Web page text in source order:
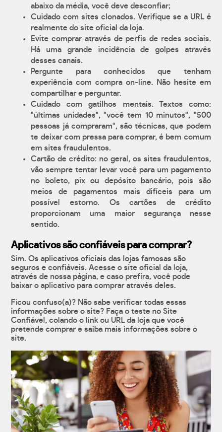
abaixo da média, você deve desconfiar;
Cuidado com sites clonados. Verifique se a URL é
realmente do site oficial da loja.
Evite comprar através de perfis de redes sociais.
Há uma grande incidência de golpes através
desses canais.
Pergunte para conhecidos que tenham
experiência com compra on-line. Não hesite em
compartilhar e perguntar.
Cuidado com gatilhos mentais. Textos como:
"últimas unidades", "você tem 10 minutos", "500
pessoas já compraram", são técnicas, que podem
te deixar com pressa para comprar, é bem comum
em sites fraudulentos.
Cartão de crédito: no geral, os sites fraudulentos,
vão sempre tentar levar você para um pagamento
no boleto, pix ou depósito bancário, pois são
meios de pagamentos mais difíceis para um
possível estorno. Os cartões de crédito
proporcionam uma maior segurança nesse
sentido.
Aplicativos são confiáveis para comprar?
Sim. Os aplicativos oficiais das lojas famosas são
seguros e confiáveis. Acesse o site oficial da loja,
através de nossa página, e caso prefira, você pode
baixar o aplicativo para comprar através deles.
Ficou confuso(a)? Não sabe verificar todas essas
informações sobre o site? Faça o teste no Site
Confiável, colando o link ou URL da loja que você
pretende comprar e saiba mais informações sobre o
site.